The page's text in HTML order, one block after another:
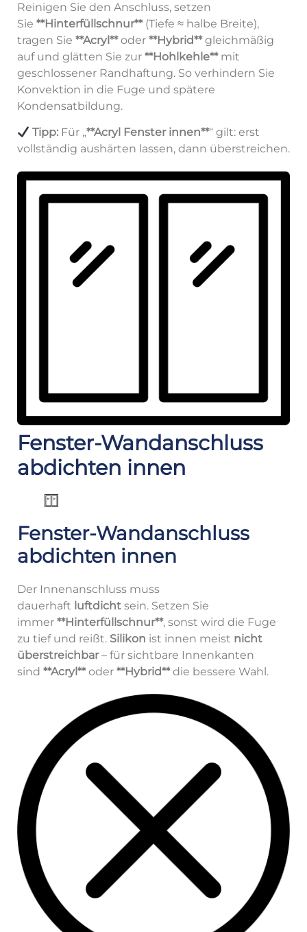
Reinigen Sie den Anschluss, setzen
Sie **Hinterfüllschnur**(Tiefe ≈ halbe Breite),
tragen Sie **Acryl**oder **Hybrid**gleichmäßig
auf und glätten Sie zur **Hohlkehle**mit
geschlossener Randhaftung. So verhindern Sie
Konvektion in die Fuge und spätere
Kondensatbildung.
Tipp: Für „**Acryl Fenster innen**“ gilt: erst
vollständig aushärten lassen, dann überstreichen.
Fenster-Wandanschluss
abdichten innen
Fenster-Wandanschluss
abdichten innen
Der Innenanschluss muss
dauerhaft luftdicht sein. Setzen Sie
immer **Hinterfüllschnur**, sonst wird die Fuge
zu tief und reißt. Silikon ist innen meist nicht
überstreichbar– für sichtbare Innenkanten
sind **Acryl**oder **Hybrid**die bessere Wahl.